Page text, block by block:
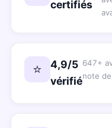
certifiés
⭐
4,9/5
vérifié
647+
note